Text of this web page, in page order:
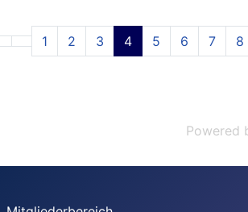
1 2 3 4 5 6 7 8
Powered